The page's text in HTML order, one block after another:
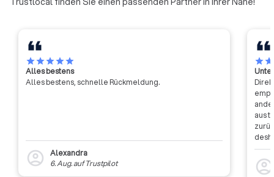
starstarstarstarstar
Alles bestens
Alles bestens, schnelle Rückmeldung.
account_circle
Alexandra
6. Aug.auf Trustpilot
starstar
aus
dass
account_circle